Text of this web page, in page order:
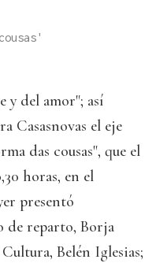
y del amor"; así
Casasnovas el eje
das cousas", que el
horas, en el
presentó
de reparto, Borja
Belén Iglesias;